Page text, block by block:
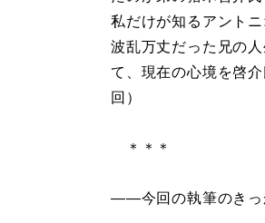
私だけが知るアント
波乱万丈だった兄の
て、現在の心境を啓
回）
＊＊＊
――今回の執筆のきっ